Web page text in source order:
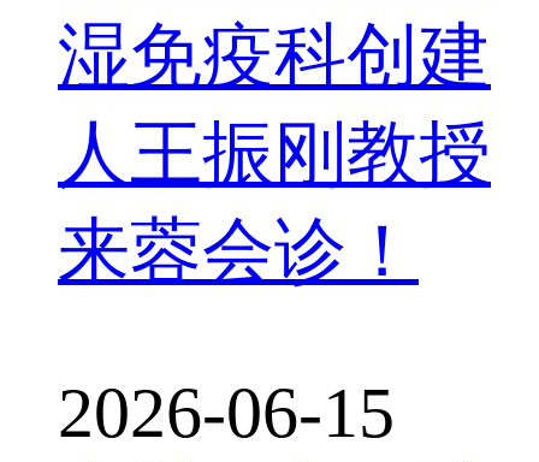
湿免疫科创建
人王振刚教授
来蓉会诊！
2026-06-15